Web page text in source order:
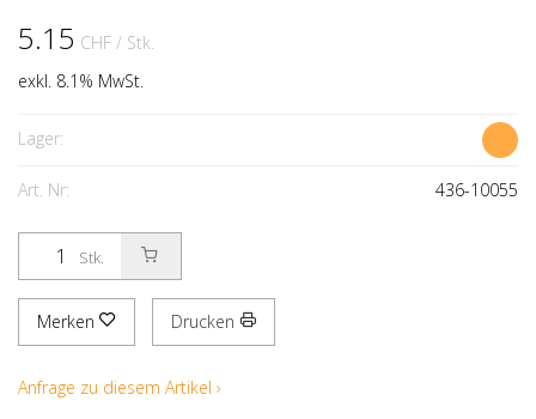
5.15 CHF / Stk.
exkl. 8.1% MwSt.
Lager:
Art. Nr: 436-10055
Stk.
Merken Drucken
Anfrage zu diesem Artikel ›